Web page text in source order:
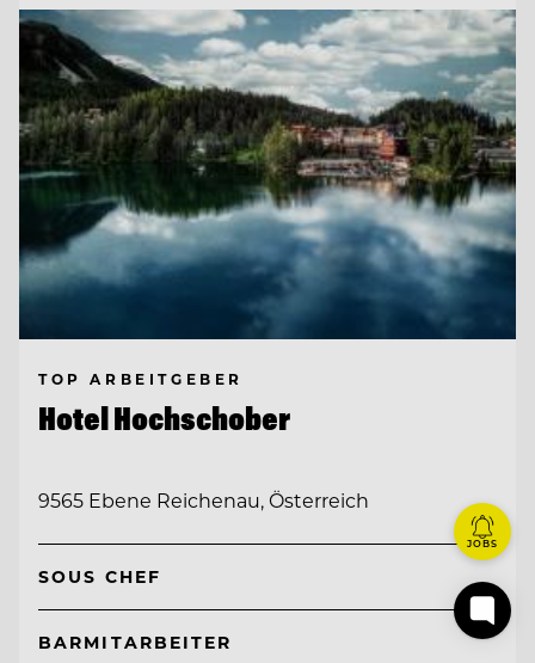
TOP ARBEITGEBER
Hotel Hochschober
9565 Ebene Reichenau, Österreich
SOUS CHEF
BARMITARBEITER
JOBS